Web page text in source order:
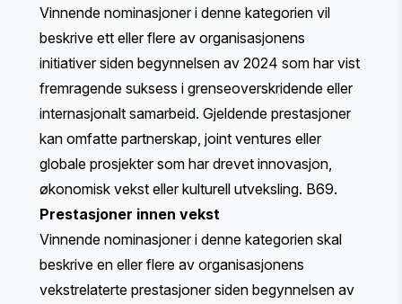
Vinnende nominasjoner i denne kategorien vil
beskrive ett eller flere av organisasjonens
initiativer siden begynnelsen av 2024 som har vist
fremragende suksess i grenseoverskridende eller
internasjonalt samarbeid. Gjeldende prestasjoner
kan omfatte partnerskap, joint ventures eller
globale prosjekter som har drevet innovasjon,
økonomisk vekst eller kulturell utveksling. B69.
Prestasjoner innen vekst
Vinnende nominasjoner i denne kategorien skal
beskrive en eller flere av organisasjonens
vekstrelaterte prestasjoner siden begynnelsen av